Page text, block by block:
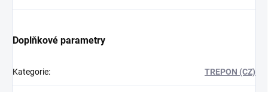
Doplňkové parametry
Kategorie: TREPON (CZ)